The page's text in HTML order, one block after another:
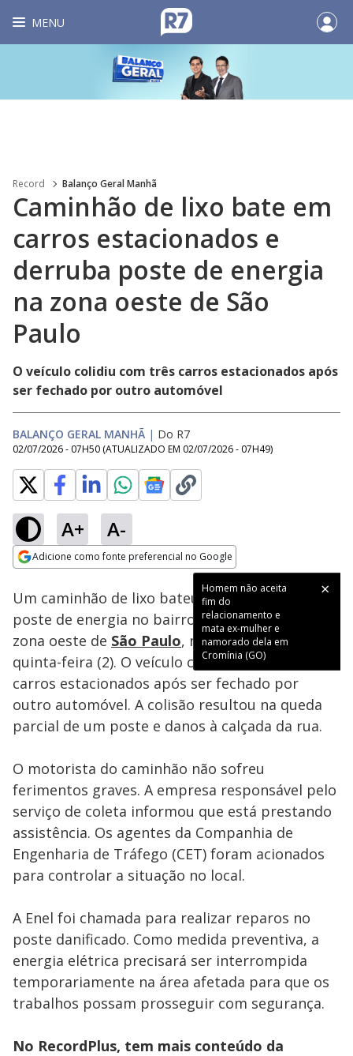
MENU
Record Balanço Geral Manhã
Caminhão de lixo bate em
carros estacionados e
derruba poste de energia
na zona oeste de São
Paulo
O veículo colidiu com três carros estacionados após
ser fechado por outro automóvel
BALANÇO GERAL MANHÃ | Do R7
02/07/2026 - 07H50 (ATUALIZADO EM 02/07/2026 - 07H49)
A+ A-
Adicione como fonte preferencial no Google
Homem não aceita
fim do
relacionamento e
mata ex-mulher e
namorado dela em
Cromínia (GO)
Ativar
Loaded
66.73%
Um caminhão de lixo bateu e derrubou um
poste de energia no bairro Jardim Paulista,
zona oeste de São Paulo, na manhã desta
quinta-feira (2). O veículo colidiu com três
carros estacionados após ser fechado por
outro automóvel. A colisão resultou na queda
parcial de um poste e danos à calçada da rua.
O motorista do caminhão não sofreu
ferimentos graves. A empresa responsável pelo
serviço de coleta informou que está prestando
assistência. Os agentes da Companhia de
Engenharia de Tráfego (CET) foram acionados
para controlar a situação no local.
A Enel foi chamada para realizar reparos no
poste danificado. Como medida preventiva, a
energia elétrica precisará ser interrompida
temporariamente na área afetada para que os
trabalhos possam prosseguir com segurança.
No RecordPlus, tem mais conteúdo da